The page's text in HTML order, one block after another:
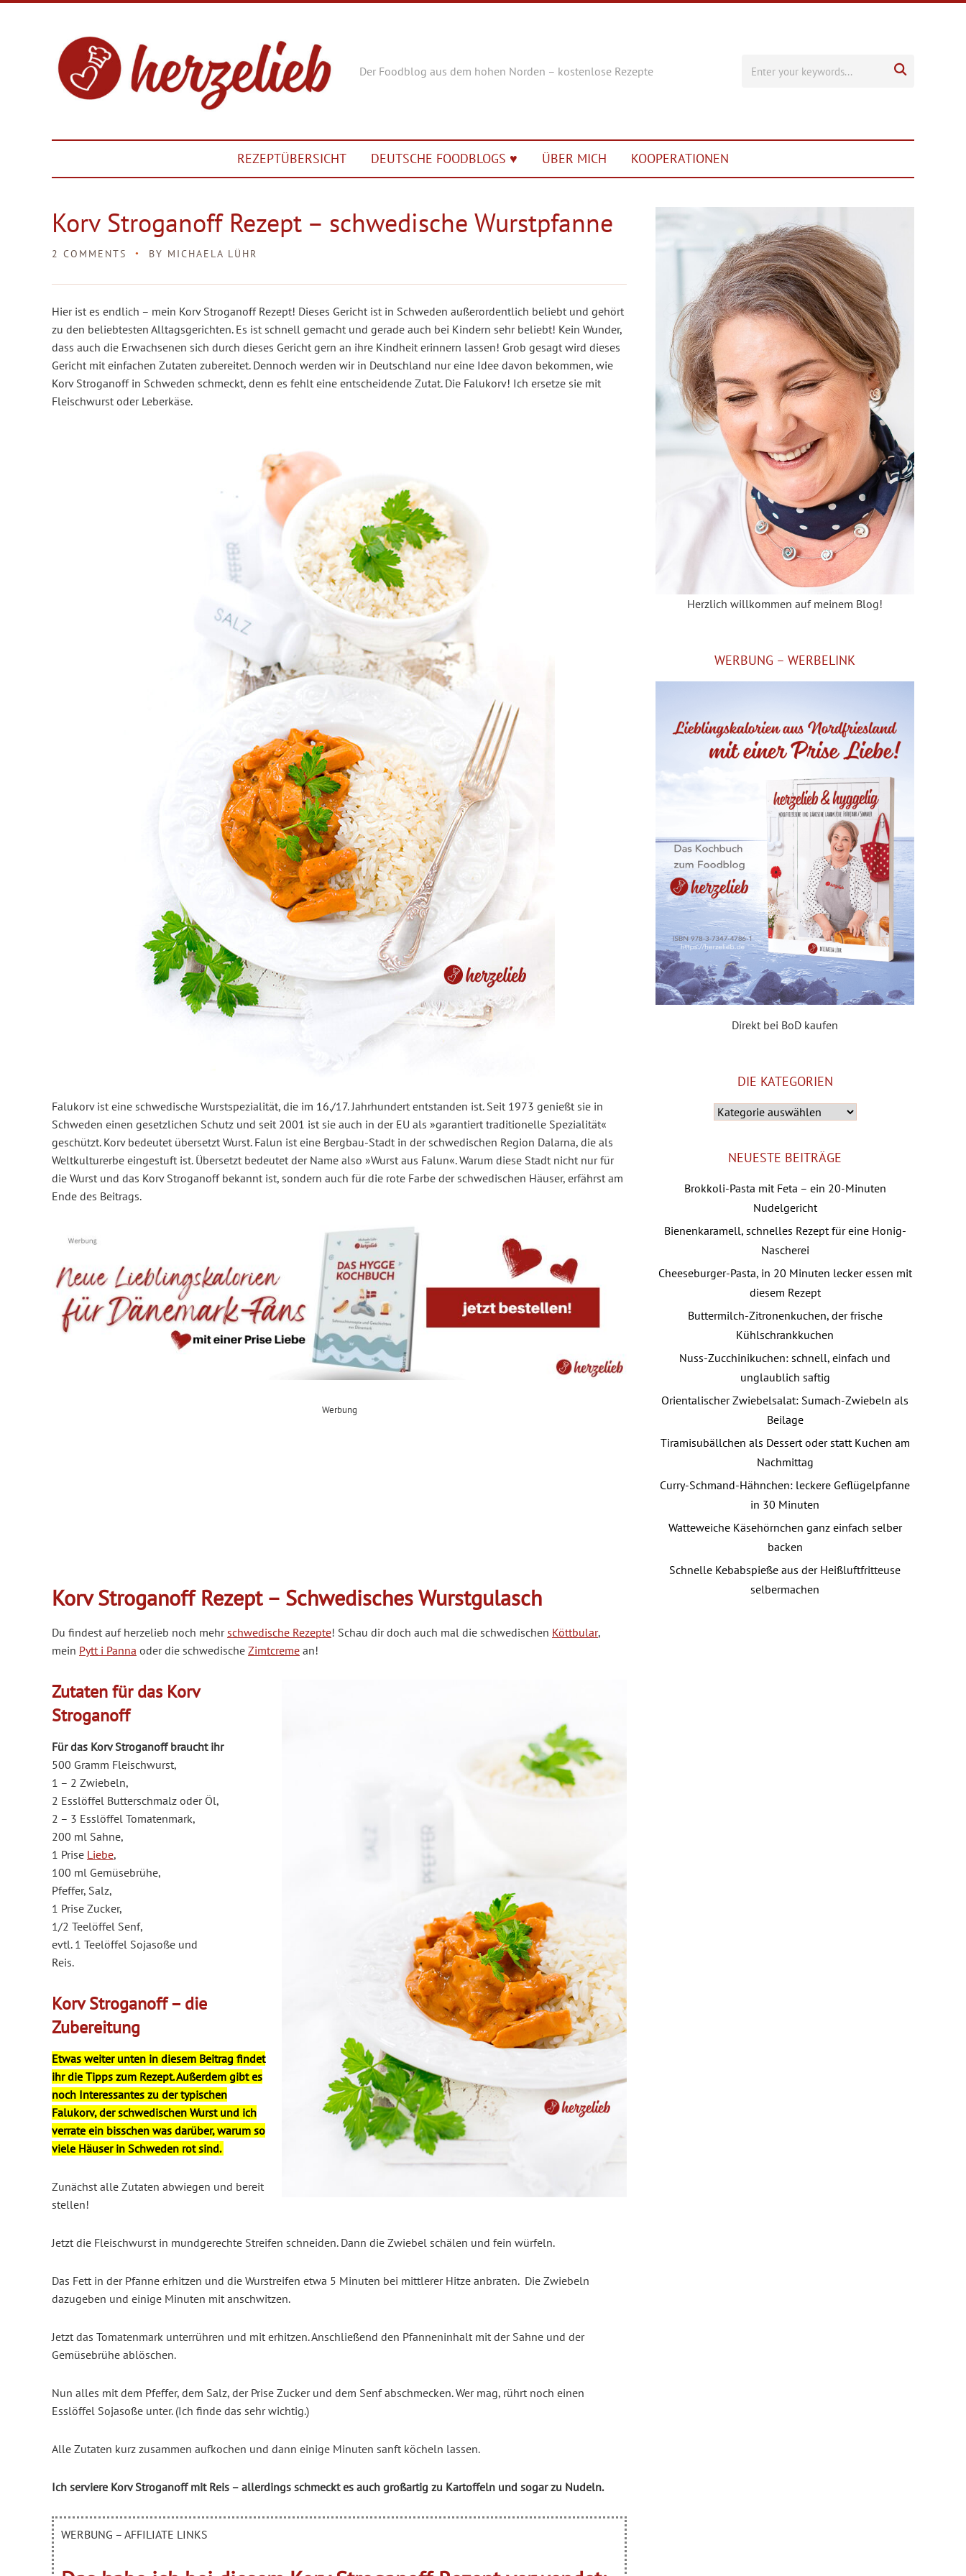
Der Foodblog aus dem hohen Norden – kostenlose Rezepte 
REZEPTÜBERSICHT DEUTSCHE FOODBLOGS ♥︎ ÜBER MICH KOOPERATIONEN
Korv Stroganoff Rezept – schwedische Wurstpfanne
2 COMMENTS BY MICHAELA LÜHR
Hier ist es endlich – mein Korv Stroganoff Rezept! Dieses Gericht ist in Schweden außerordentlich beliebt und gehört
zu den beliebtesten Alltagsgerichten. Es ist schnell gemacht und gerade auch bei Kindern sehr beliebt! Kein Wunder,
dass auch die Erwachsenen sich durch dieses Gericht gern an ihre Kindheit erinnern lassen! Grob gesagt wird dieses
Gericht mit einfachen Zutaten zubereitet. Dennoch werden wir in Deutschland nur eine Idee davon bekommen, wie
Korv Stroganoff in Schweden schmeckt, denn es fehlt eine entscheidende Zutat. Die Falukorv! Ich ersetze sie mit
Fleischwurst oder Leberkäse.
Falukorv ist eine schwedische Wurstspezialität, die im 16./17. Jahrhundert entstanden ist. Seit 1973 genießt sie in
Schweden einen gesetzlichen Schutz und seit 2001 ist sie auch in der EU als »garantiert traditionelle Spezialität«
geschützt. Korv bedeutet übersetzt Wurst. Falun ist eine Bergbau-Stadt in der schwedischen Region Dalarna, die als
Weltkulturerbe eingestuft ist. Übersetzt bedeutet der Name also »Wurst aus Falun«. Warum diese Stadt nicht nur für
die Wurst und das Korv Stroganoff bekannt ist, sondern auch für die rote Farbe der schwedischen Häuser, erfährst am
Ende des Beitrags.
Werbung
Korv Stroganoff Rezept – Schwedisches Wurstgulasch
Du findest auf herzelieb noch mehrschwedische Rezepte! Schau dir doch auch mal die schwedischen Köttbular,
mein Pytt i Panna oder die schwedische Zimtcreme an!
Zutaten für das Korv
Stroganoff
Für das Korv Stroganoff braucht ihr
500 Gramm Fleischwurst,
1 – 2 Zwiebeln,
2 Esslöffel Butterschmalz oder Öl,
2 – 3 Esslöffel Tomatenmark,
200 ml Sahne,
1 Prise Liebe,
100 ml Gemüsebrühe,
Pfeffer, Salz,
1 Prise Zucker,
1/2 Teelöffel Senf,
evtl. 1 Teelöffel Sojasoße und
Reis.
Korv Stroganoff – die
Zubereitung
Etwas weiter unten in diesem Beitrag findet
ihr die Tipps zum Rezept. Außerdem gibt es
noch Interessantes zu der typischen
Falukorv, der schwedischen Wurst und ich
verrate ein bisschen was darüber, warum so
viele Häuser in Schweden rot sind.
Zunächst alle Zutaten abwiegen und bereit
stellen!
Jetzt die Fleischwurst in mundgerechte Streifen schneiden. Dann die Zwiebel schälen und fein würfeln.
Das Fett in der Pfanne erhitzen und die Wurstreifen etwa 5 Minuten bei mittlerer Hitze anbraten. Die Zwiebeln
dazugeben und einige Minuten mit anschwitzen.
Jetzt das Tomatenmark unterrühren und mit erhitzen. Anschließend den Pfanneninhalt mit der Sahne und der
Gemüsebrühe ablöschen.
Nun alles mit dem Pfeffer, dem Salz, der Prise Zucker und dem Senf abschmecken. Wer mag, rührt noch einen
Esslöffel Sojasoße unter. (Ich finde das sehr wichtig.)
Alle Zutaten kurz zusammen aufkochen und dann einige Minuten sanft köcheln lassen.
Ich serviere Korv Stroganoff mit Reis – allerdings schmeckt es auch großartig zu Kartoffeln und sogar zu Nudeln.
WERBUNG – AFFILIATE LINKS
Herzlich willkommen auf meinem Blog!
WERBUNG – WERBELINK
Direkt bei BoD kaufen
DIE KATEGORIEN
NEUESTE BEITRÄGE
Brokkoli-Pasta mit Feta – ein 20-Minuten
Nudelgericht
Bienenkaramell, schnelles Rezept für eine Honig-
Nascherei
Cheeseburger-Pasta, in 20 Minuten lecker essen mit
diesem Rezept
Buttermilch-Zitronenkuchen, der frische
Kühlschrankkuchen
Nuss-Zucchinikuchen: schnell, einfach und
unglaublich saftig
Orientalischer Zwiebelsalat: Sumach-Zwiebeln als
Beilage
Tiramisubällchen als Dessert oder statt Kuchen am
Nachmittag
Curry-Schmand-Hähnchen: leckere Geflügelpfanne
in 30 Minuten
Watteweiche Käsehörnchen ganz einfach selber
backen
Schnelle Kebabspieße aus der Heißluftfritteuse
selbermachen